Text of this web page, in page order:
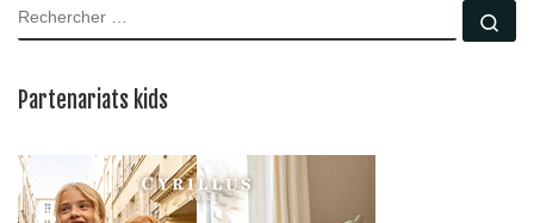
RECHERCHER
Partenariats kids